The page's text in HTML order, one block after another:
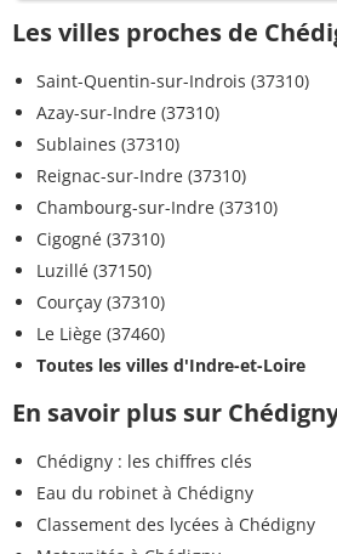
Les villes proches de
Saint-Quentin-sur-Indrois (37310)
Azay-sur-Indre (37310)
Sublaines (37310)
Reignac-sur-Indre (37310)
Chambourg-sur-Indre (37310)
Cigogné (37310)
Luzillé (37150)
Courçay (37310)
Le Liège (37460)
Toutes les villes d'Indre-et-Loire
En savoir plus sur
Chédigny : les chiffres clés
Eau du robinet à Chédigny
Classement des lycées à Chédigny